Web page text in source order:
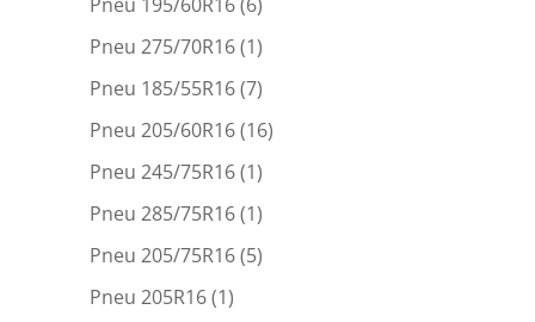
Pneu 275/70R16(1)
Pneu 185/55R16(7)
Pneu 205/60R16(16)
Pneu 245/75R16(1)
Pneu 285/75R16(1)
Pneu 205/75R16(5)
Pneu 205R16(1)